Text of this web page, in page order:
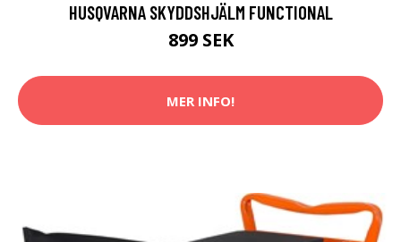
HUSQVARNA SKYDDSHJÄLM FUNCTIONAL
899 SEK
MER INFO!